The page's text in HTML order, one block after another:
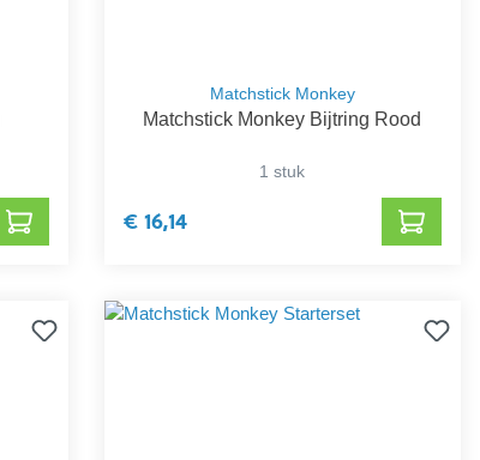
Matchstick Monkey
Matchstick Monkey Bijtring Rood
1 stuk
€ 16,14